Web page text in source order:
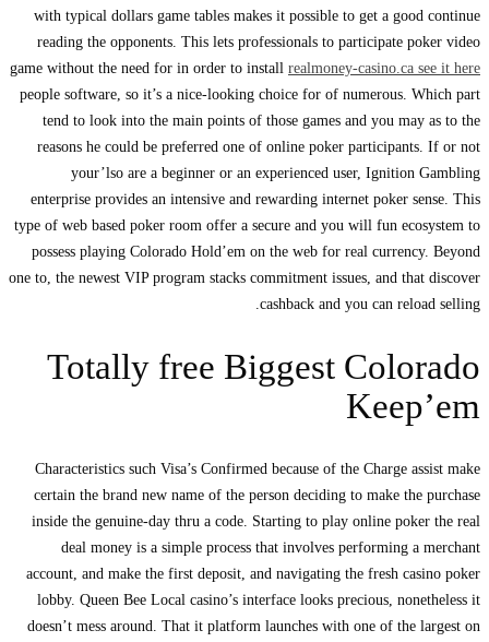
with typical dollars game tables makes it possible to get a good continue
reading the opponents. This lets professionals to participate poker video
game without the need for in order to install realmoney-casino.ca see it here
people software, so it’s a nice-looking choice for of numerous. Which part
tend to look into the main points of those games and you may as to the
reasons he could be preferred one of online poker participants. If or not
your’lso are a beginner or an experienced user, Ignition Gambling
enterprise provides an intensive and rewarding internet poker sense. This
type of web based poker room offer a secure and you will fun ecosystem to
possess playing Colorado Hold’em on the web for real currency. Beyond
one to, the newest VIP program stacks commitment issues, and that discover
cashback and you can reload selling.
Totally free Biggest Colorado
Keep’em
Characteristics such Visa’s Confirmed because of the Charge assist make
certain the brand new name of the person deciding to make the purchase
inside the genuine-day thru a code. Starting to play online poker the real
deal money is a simple process that involves performing a merchant
account, and make the first deposit, and navigating the fresh casino poker
lobby. Queen Bee Local casino’s interface looks precious, nonetheless it
doesn’t mess around. That it platform launches with one of the largest on